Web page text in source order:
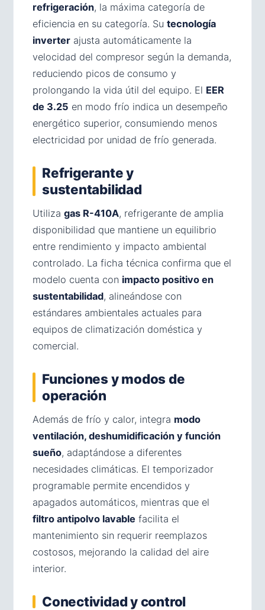
refrigeración, la máxima categoría de
eficiencia en su categoría. Su tecnología
inverter ajusta automáticamente la
velocidad del compresor según la demanda,
reduciendo picos de consumo y
prolongando la vida útil del equipo. El EER
de 3.25 en modo frío indica un desempeño
energético superior, consumiendo menos
electricidad por unidad de frío generada.
Refrigerante y
sustentabilidad
Utiliza gas R-410A, refrigerante de amplia
disponibilidad que mantiene un equilibrio
entre rendimiento y impacto ambiental
controlado. La ficha técnica confirma que el
modelo cuenta con impacto positivo en
sustentabilidad, alineándose con
estándares ambientales actuales para
equipos de climatización doméstica y
comercial.
Funciones y modos de
operación
Además de frío y calor, integra modo
ventilación, deshumidificación y función
sueño, adaptándose a diferentes
necesidades climáticas. El temporizador
programable permite encendidos y
apagados automáticos, mientras que el
filtro antipolvo lavable facilita el
mantenimiento sin requerir reemplazos
costosos, mejorando la calidad del aire
interior.
Conectividad y control